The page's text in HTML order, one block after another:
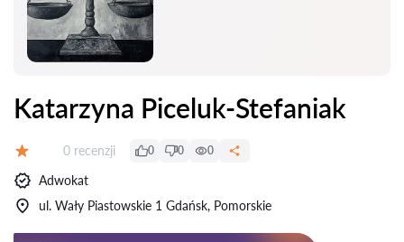
Katarzyna Piceluk-Stefaniak
Recenzji:
0 recenzji 0 0 0
Adwokat
ul. Wały Piastowskie 1 Gdańsk, Pomorskie